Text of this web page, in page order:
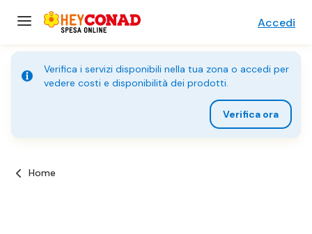
Accedi
Verifica i servizi disponibili nella tua zona o accedi per
vedere costi e disponibilità dei prodotti.
Verifica ora
Home